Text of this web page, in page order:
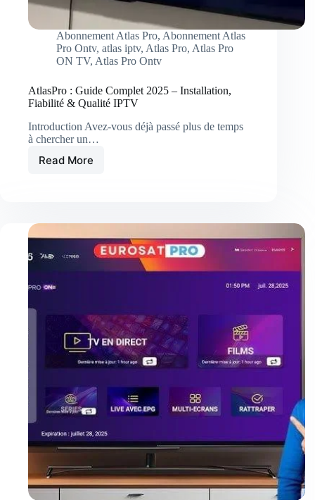
Abonnement Atlas Pro, Abonnement Atlas
Pro Ontv, atlas iptv, Atlas Pro, Atlas Pro
ON TV, Atlas Pro Ontv
AtlasPro : Guide Complet 2025 – Installation,
Fiabilité & Qualité IPTV
Introduction Avez-vous déjà passé plus de temps
à chercher un…
Read More
AtlasPro
Installation,
Fiabilité